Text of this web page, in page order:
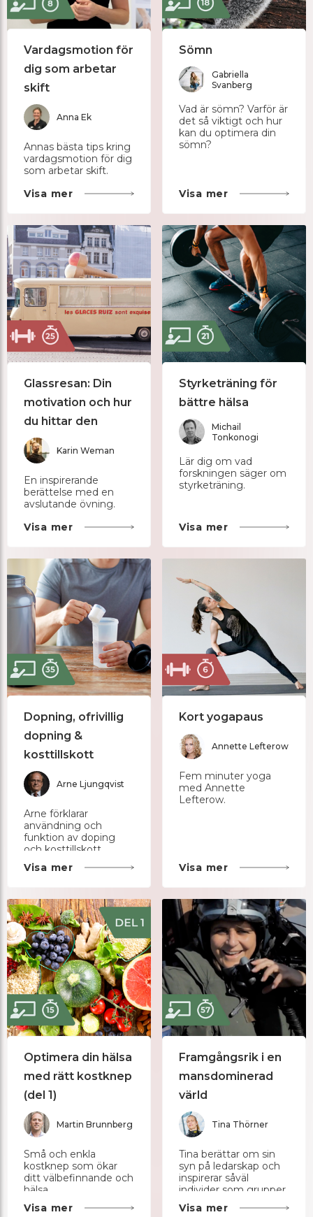
Vardagsmotion för
dig som arbetar
skift
Anna Ek
Annas bästa tips kring
vardagsmotion för dig
som arbetar skift.
Visa mer
Sömn
Gabriella
Svanberg
Vad är sömn? Varför är
det så viktigt och hur
kan du optimera din
sömn?
Visa mer
Glassresan: Din
motivation och hur
du hittar den
Karin Weman
En inspirerande
berättelse med en
avslutande övning.
Visa mer
Styrketräning för
bättre hälsa
Michail
Tonkonogi
Lär dig om vad
forskningen säger om
styrketräning.
Visa mer
Dopning, ofrivillig
dopning &
kosttillskott
Arne Ljungqvist
Arne förklarar
användning och
funktion av doping
och kosttillskott.
Visa mer
Kort yogapaus
Annette Lefterow
Fem minuter yoga
med Annette
Lefterow.
Visa mer
Optimera din hälsa
med rätt kostknep
(del 1)
Martin Brunnberg
Små och enkla
kostknep som ökar
ditt välbefinnande och
hälsa.
Visa mer
Framgångsrik i en
mansdominerad
värld
Tina Thörner
Tina berättar om sin
syn på ledarskap och
inspirerar såväl
individer som grupper
till att nå framgång.
Visa mer